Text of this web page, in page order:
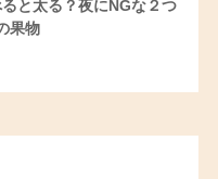
と太る？夜にNGな２つ
果物